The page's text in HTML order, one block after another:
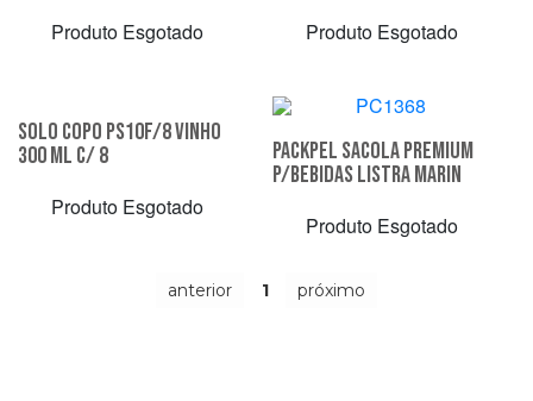
Produto Esgotado Produto Esgotado
Solo Copo Ps10F/8 Vinho
300 Ml C/ 8
Produto Esgotado
Packpel Sacola Premium
P/Bebidas Listra Marin
Produto Esgotado
anterior 1 próximo